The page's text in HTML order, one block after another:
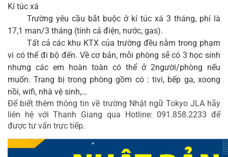
Kí túc xá
Trường yêu cầu bắt buộc ở kí túc xá 3 tháng, phí là
17,1 man/3 tháng (tính cả điện, nước, gas).
Tất cả các khu KTX của trường đều nằm trong phạm
vi có thể đi bộ đến. Về cơ bản, mỗi phòng sẽ có 3 học sinh
nhưng các em hoàn toàn có thể ở 2người/phòng nếu
muốn. Trang bị trong phòng gồm có : tivi, bếp ga, xoong
nồi, wifi, nhà vệ sinh,…
Để biết thêm thông tin về trường Nhật ngữ Tokyo JLA hãy
liên hệ với Thanh Giang qua Hotline: 091.858.2233 để
được tư vấn trực tiếp.